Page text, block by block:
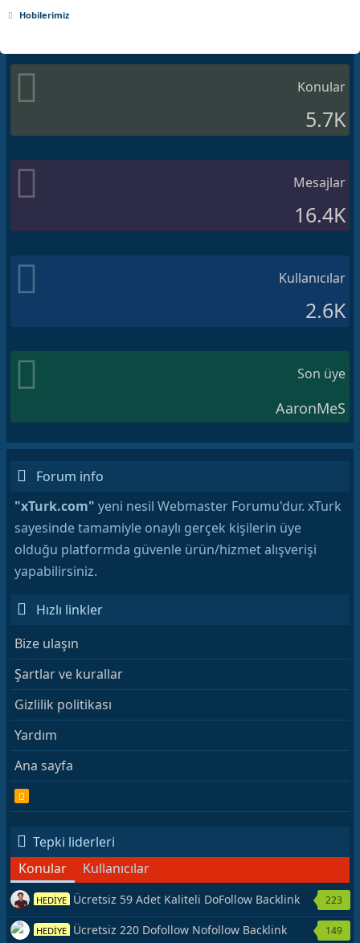
Hobilerimiz
Konular
5.7K
Mesajlar
16.4K
Kullanıcılar
2.6K
Son üye
AaronMeS
Forum info
"xTurk.com" yeni nesil Webmaster Forumu'dur. xTurk
sayesinde tamamiyle onaylı gerçek kişilerin üye
olduğu platformda güvenle ürün/hizmet alışverişi
yapabilirsiniz.
Hızlı linkler
Bize ulaşın
Şartlar ve kurallar
Gizlilik politikası
Yardım
Ana sayfa
R
S
Tepki liderleri
Konular
Kullanıcılar
HEDİYE Ücretsiz 59 Adet Kaliteli DoFollow Backlink
Kaynağı Veriyorum.
223
HEDİYE Ücretsiz 220 Dofollow Nofollow Backlink
149